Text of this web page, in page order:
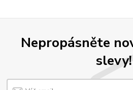
Nepropásněte
slevy!